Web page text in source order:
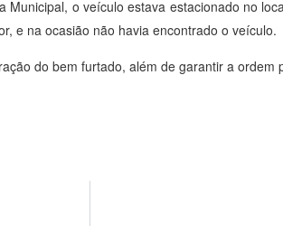
o veículo estava estacionado no
e na ocasião não havia encontrado o veículo.
do bem furtado, além de garantir a ordem